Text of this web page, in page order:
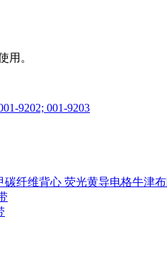
用。
9202; 001-9203
荧光黄导电格牛津